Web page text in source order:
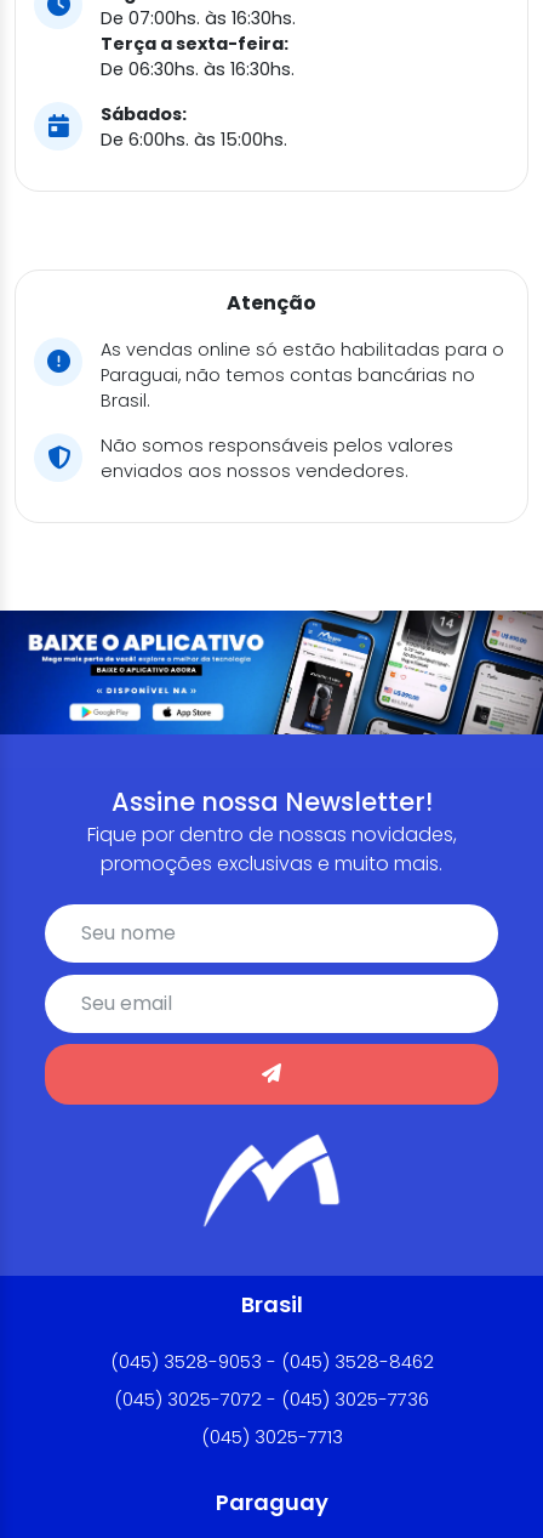
De 07:00hs. às 16:30hs.
Terça a sexta-feira:
De 06:30hs. às 16:30hs.
Sábados:
De 6:00hs. às 15:00hs.
Atenção
As vendas online só estão habilitadas para o
Paraguai, não temos contas bancárias no
Brasil.
Não somos responsáveis pelos valores
enviados aos nossos vendedores.
Assine nossa Newsletter!
Fique por dentro de nossas novidades,
promoções exclusivas e muito mais.
Brasil
(045) 3528-9053 - (045) 3528-8462
(045) 3025-7072 - (045) 3025-7736
(045) 3025-7713
Paraguay